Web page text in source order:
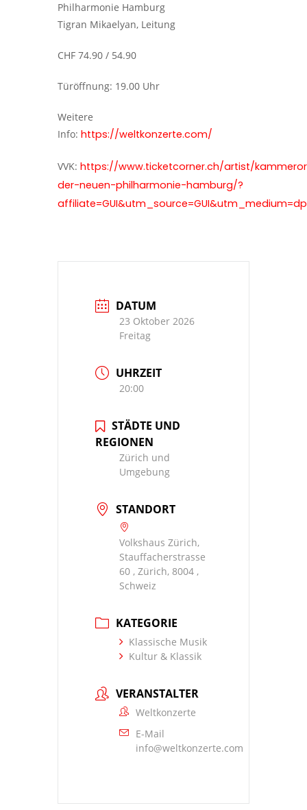
Philharmonie Hamburg
Tigran Mikaelyan, Leitung
CHF 74.90 / 54.90
Türöffnung: 19.00 Uhr
Weitere
Info: https://weltkonzerte.com/
VVK: https://www.ticketcorner.ch/artist/
der-neuen-philharmonie-hamburg/?
DATUM
23 Oktober 2026
Freitag
UHRZEIT
20:00
STÄDTE UND
REGIONEN
Zürich und
Umgebung
STANDORT
Volkshaus Zürich,
Stauffacherstrasse
60 , Zürich, 8004 ,
Schweiz
KATEGORIE
Klassische Musik
Kultur & Klassik
VERANSTALTER
Weltkonzerte
E-Mail
info@weltkonzerte.com